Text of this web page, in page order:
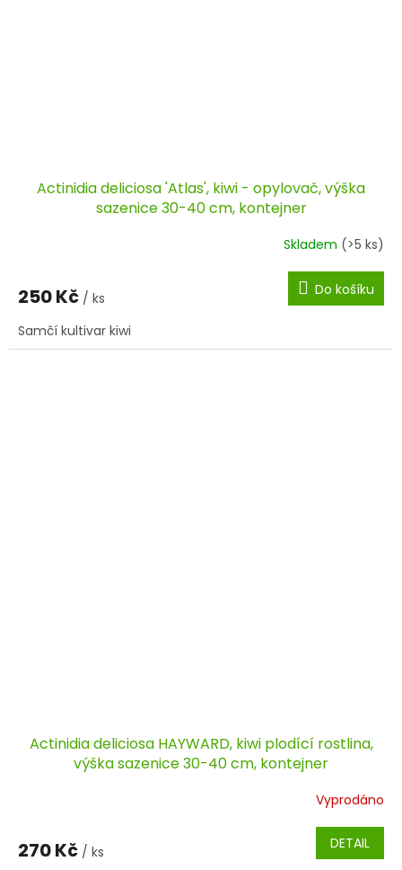
Actinidia deliciosa 'Atlas', kiwi - opylovač, výška
sazenice 30-40 cm, kontejner
Skladem (>5 ks)
250 Kč / ks Do košíku
Samčí kultivar kiwi
Actinidia deliciosa HAYWARD, kiwi plodící rostlina,
výška sazenice 30-40 cm, kontejner
Vyprodáno
270 Kč / ks DETAIL